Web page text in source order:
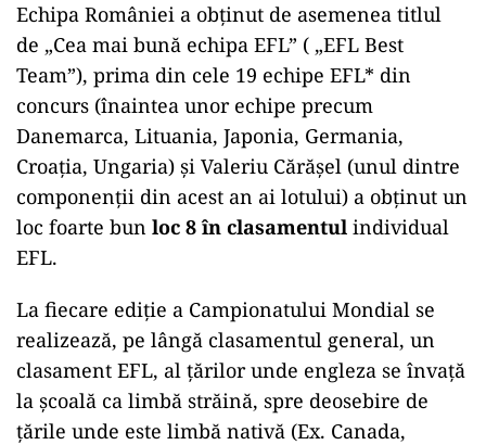
Echipa României a obținut de asemenea titlul
de „Cea mai bună echipa EFL” ( „EFL Best
Team”), prima din cele 19 echipe EFL* din
concurs (înaintea unor echipe precum
Danemarca, Lituania, Japonia, Germania,
Croația, Ungaria) și Valeriu Cărășel (unul dintre
componenții din acest an ai lotului) a obținut un
loc foarte bun loc 8 în clasamentul individual
EFL.
La fiecare ediție a Campionatului Mondial se
realizează, pe lângă clasamentul general, un
clasament EFL, al țărilor unde engleza se învață
la școală ca limbă străină, spre deosebire de
țările unde este limbă nativă (Ex. Canada,